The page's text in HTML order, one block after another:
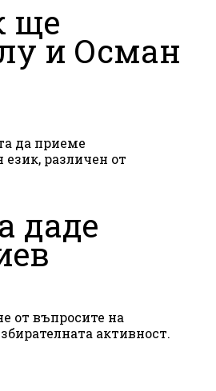
ще
и Осман
да приеме
различен от
даде
от въпросите на
активност.